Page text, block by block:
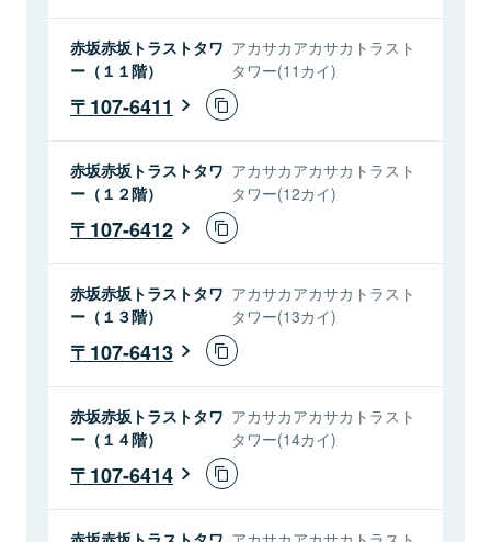
赤坂赤坂トラストタワ
ー（１１階）
アカサカアカサカトラスト
タワー(11カイ)
107-6411
赤坂赤坂トラストタワ
ー（１２階）
アカサカアカサカトラスト
タワー(12カイ)
107-6412
赤坂赤坂トラストタワ
ー（１３階）
アカサカアカサカトラスト
タワー(13カイ)
107-6413
赤坂赤坂トラストタワ
ー（１４階）
アカサカアカサカトラスト
タワー(14カイ)
107-6414